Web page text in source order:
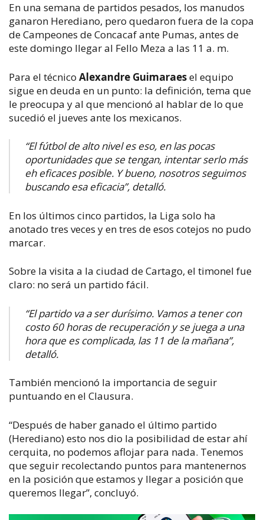
En una semana de partidos pesados, los manudos
ganaron Herediano, pero quedaron fuera de la copa
de Campeones de Concacaf ante Pumas, antes de
este domingo llegar al Fello Meza a las 11 a. m.
Para el técnico Alexandre Guimaraesel equipo
sigue en deuda en un punto: la definición, tema que
le preocupa y al que mencionó al hablar de lo que
sucedió el jueves ante los mexicanos.
“El fútbol de alto nivel es eso, en las pocas
oportunidades que se tengan, intentar serlo más
eh eficaces posible. Y bueno, nosotros seguimos
buscando esa eficacia”, detalló.
En los últimos cinco partidos, la Liga solo ha
anotado tres veces y en tres de esos cotejos no pudo
marcar.
Sobre la visita a la ciudad de Cartago, el timonel fue
claro: no será un partido fácil.
“El partido va a ser durísimo. Vamos a tener con
costo 60 horas de recuperación y se juega a una
hora que es complicada, las 11 de la mañana”,
detalló.
También mencionó la importancia de seguir
puntuando en el Clausura.
“Después de haber ganado el último partido
(Herediano) esto nos dio la posibilidad de estar ahí
cerquita, no podemos aflojar para nada. Tenemos
que seguir recolectando puntos para mantenernos
en la posición que estamos y llegar a posición que
queremos llegar”, concluyó.